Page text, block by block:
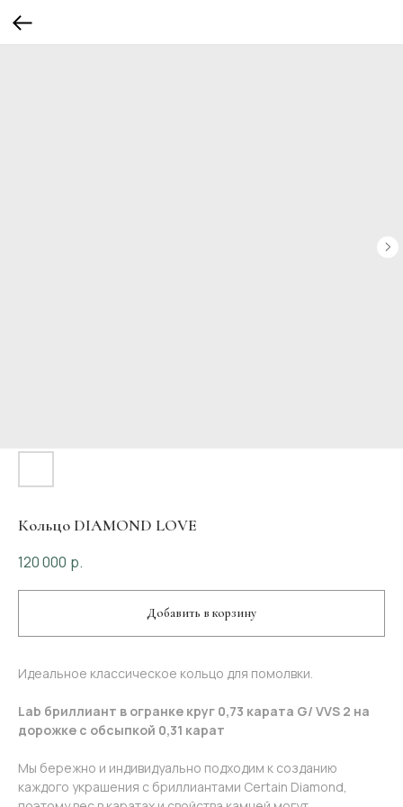
Кольцо DIAMOND LOVE
120 000 р.
Добавить в корзину
Идеальное классическое кольцо для помолвки.
Lab бриллиант в огранке круг 0,73 карата G/ VVS 2 на
дорожке с обсыпкой 0,31 карат
Мы бережно и индивидуально подходим к созданию
каждого украшения с бриллиантами Certain Diamond,